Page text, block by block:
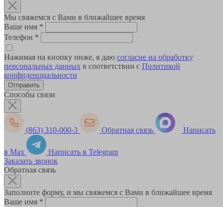
Мы свяжемся с Вами в ближайшее время
Ваше имя *
Телефон *
Нажимая на кнопку ниже, я даю согласие на обработку
персональных данных в соответствии с Политикой
конфиденциальности
Способы связи
(863) 310-000-3 Обратная связь Написать
в Max
Написать в Telegram
Заказать звонок
Обратная связь
Заполните форму, и мы свяжемся с Вами в ближайшее время
Ваше имя *